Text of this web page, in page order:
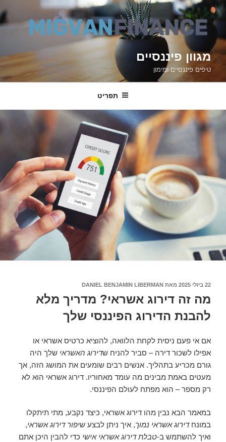
דילוג
לתוכן
מגוון פיננסיים
טיפים פיננסיים ומימון
תפריט
פורסם
22 ביולי 2025 מאת DANIEL BENJAMIN LIBERMAN
מה זה דירוג אשראי? מדריך מלא
להבנת הדירוג הפיננסי שלך
אם אי פעם ניסית לקחת הלוואה, להוציא כרטיס אשראי או
אפילו לשכור דירה – סביר להניח שדירוג האשראי שלך היה
גורם מכריע בתהליך. אנשים רבים שומעים את המושג הזה, אך
מעטים באמת מבינים מה עומד מאחוריו. דירוג אשראי הוא לא
רק מספר – הוא מפתח לעולם הפיננסי.
במאמר הבא נבין מהו דירוג אשראי, כיצד נקבע, מתי תיתקלו
במונחדירוג אשראי נמוך, איך ניתן לבצעשיפור דירוג אשראי,
ואיך להשתמש ב-טבלת דירוג אשראי אישי כדי להבין היכן אתם